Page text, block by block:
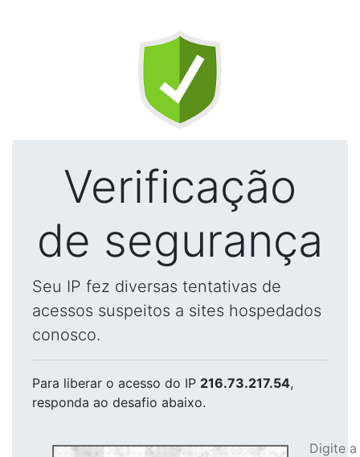
Verificação
de segurança
Seu IP fez diversas tentativas de
acessos suspeitos a sites hospedados
conosco.
Para liberar o acesso do IP 216.73.217.54,
responda ao desafio abaixo.
Digite